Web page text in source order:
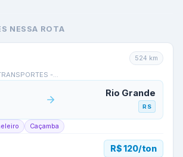
NESSA ROTA
-…
524 km
Rio Grande
RS
Caçamba
R$ 120/ton